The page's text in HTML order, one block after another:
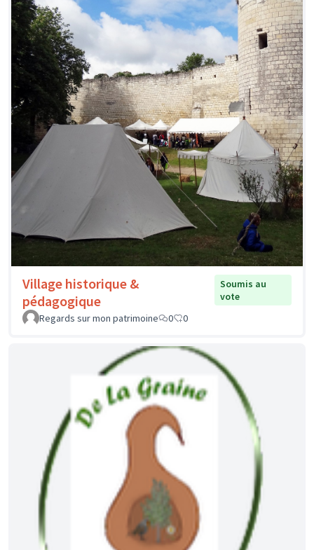
Village historique &
pédagogique
Soumis au
vote
Regards sur mon patrimoine
0 0